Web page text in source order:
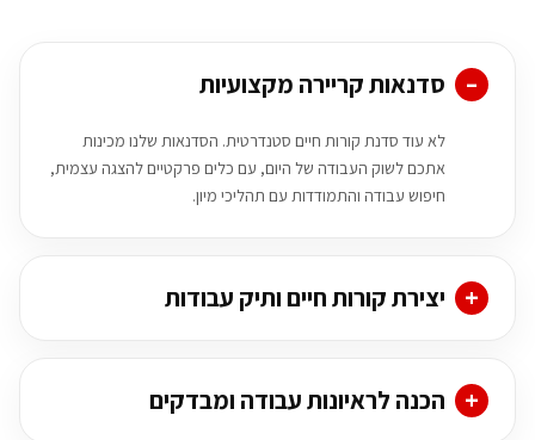
סדנאות קריירה מקצועיות
לא עוד סדנת קורות חיים סטנדרטית. הסדנאות שלנו מכינות
אתכם לשוק העבודה של היום, עם כלים פרקטיים להצגה עצמית,
חיפוש עבודה והתמודדות עם תהליכי מיון.
יצירת קורות חיים ותיק עבודות
הכנה לראיונות עבודה ומבדקים